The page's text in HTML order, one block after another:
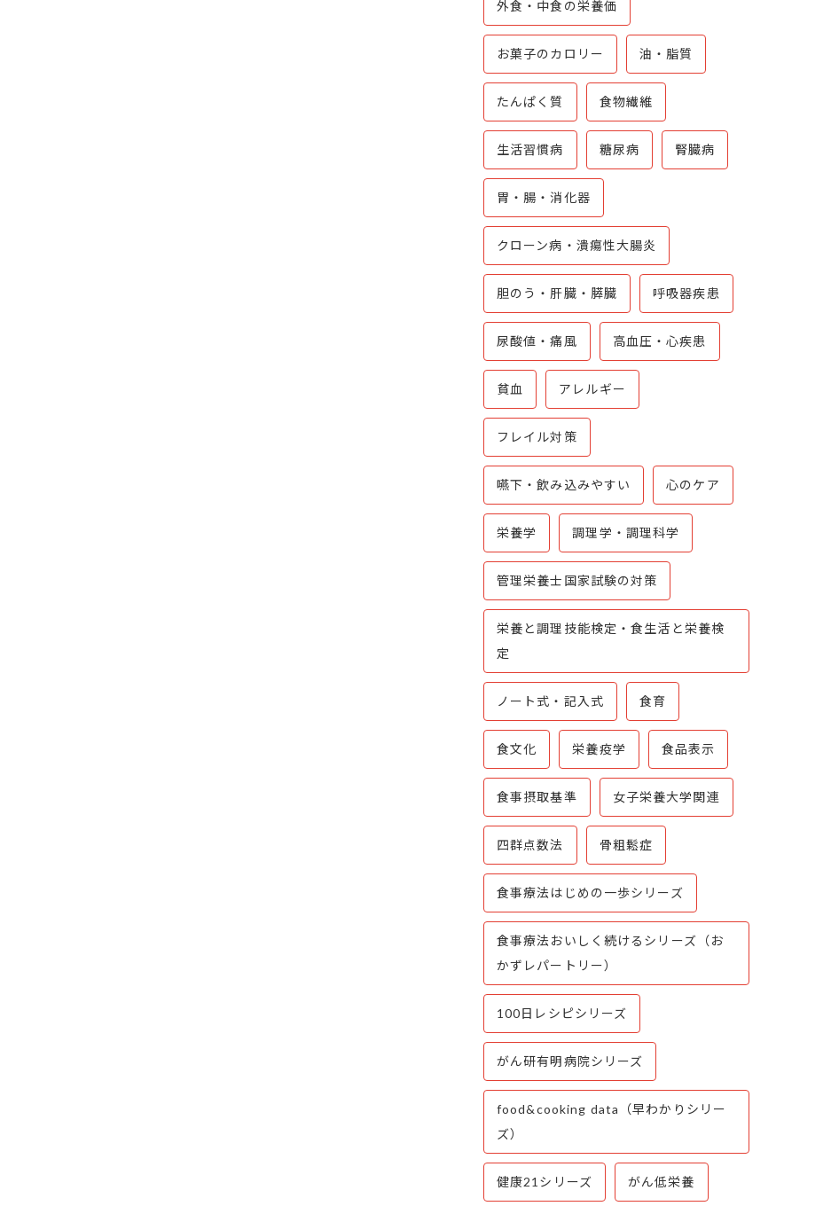
外食・中食の栄養価
お菓子のカロリー 油・脂質
たんぱく質 食物繊維
生活習慣病 糖尿病 腎臓病
胃・腸・消化器
クローン病・潰瘍性大腸炎
胆のう・肝臓・膵臓 呼吸器疾患
尿酸値・痛風 高血圧・心疾患
貧血 アレルギー
フレイル対策
嚥下・飲み込みやすい 心のケア
栄養学 調理学・調理科学
管理栄養士国家試験の対策
栄養と調理技能検定・食生活と栄養検
定
ノート式・記入式 食育
食文化 栄養疫学 食品表示
食事摂取基準 女子栄養大学関連
四群点数法 骨粗鬆症
食事療法はじめの一歩シリーズ
食事療法おいしく続けるシリーズ（お
かずレパートリー）
100日レシピシリーズ
がん研有明病院シリーズ
food&cooking data（早わかりシリー
ズ）
健康21シリーズ がん低栄養